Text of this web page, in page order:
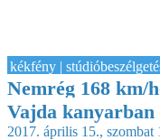
kékfény |
Nemrég 168 km/
Vajda kanyarban
2017. április 15., szombat